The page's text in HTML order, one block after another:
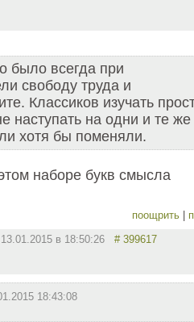
было всегда при
свободу труда и
Классиков изучать
наступать на одни и те же
хотя бы поменяли.
наборе букв смысла
поощрить
13.01.2015 в 18:50:26 # 399617
18:43:08